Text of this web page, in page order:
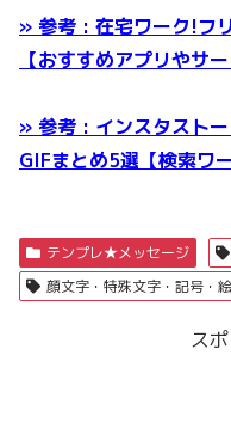
» 参考 : 在宅ワーク!フ
【おすすめアプリやサ
» 参考 : インスタスト
GIFまとめ5選【検索ワ
テンプレ★メッセージ
顔文字・特殊文字・記号・
ス